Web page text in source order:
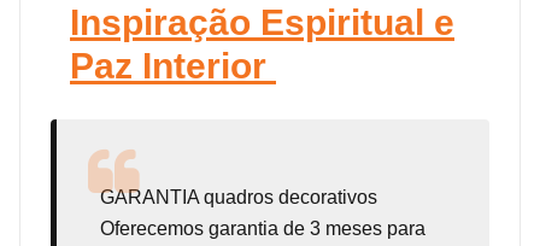
Inspiração Espiritual e
Paz Interior
GARANTIA quadros decorativos
Oferecemos garantia de 3 meses para